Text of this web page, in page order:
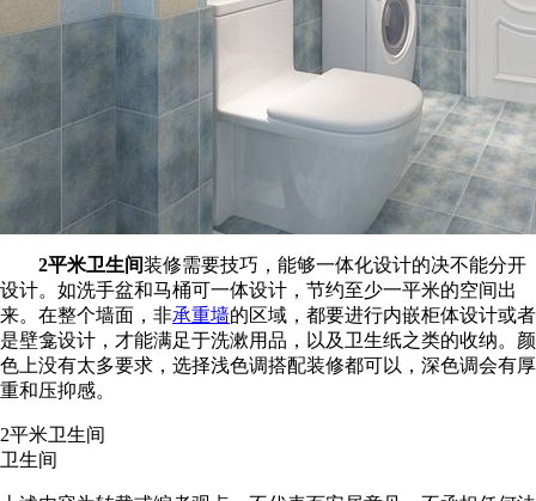
2平米卫生间装修需要技巧，能够一体化设计的决不能分开
设计。如洗手盆和马桶可一体设计，节约至少一平米的空间出
来。在整个墙面，非承重墙的区域，都要进行内嵌柜体设计或者
是壁龛设计，才能满足于洗漱用品，以及卫生纸之类的收纳。颜
色上没有太多要求，选择浅色调搭配装修都可以，深色调会有厚
重和压抑感。
2平米卫生间
卫生间